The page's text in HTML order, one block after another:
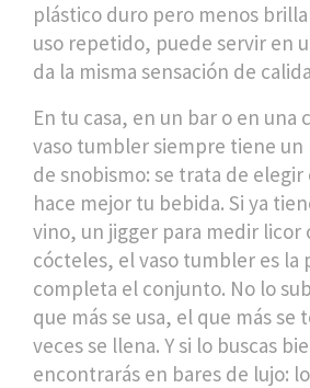
plástico duro pero menos
uso repetido, puede servir en
da la misma sensación de
En tu casa, en un bar o en una
vaso tumbler siempre tiene un
de snobismo: se trata de
hace mejor tu bebida. Si ya
vino, un jigger para medir licor
cócteles, el vaso tumbler es la
completa el conjunto. No lo
que más se usa, el que más se
veces se llena. Y si lo buscas
encontrarás en bares de lujo: